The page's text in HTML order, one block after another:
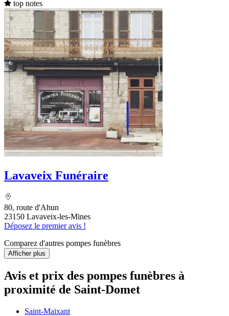
top notes
Lavaveix Funéraire
80, route d'Ahun
23150 Lavaveix-les-Mines
Déposez le premier avis !
Comparez d'autres pompes funèbres
Afficher plus
Avis et prix des pompes funèbres à
proximité de Saint-Domet
Saint-Maixant